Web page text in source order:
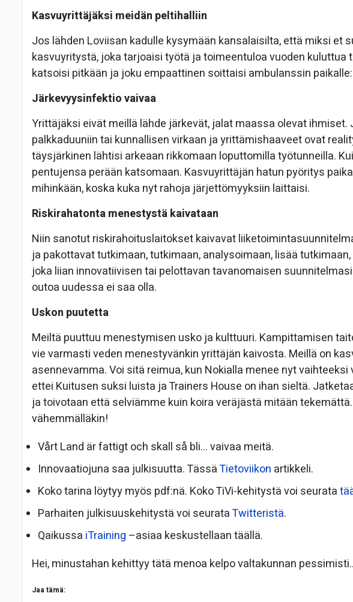
Kasvuyrittäjäksi meidän peltihalliin
Jos lähden Loviisan kadulle kysymään kansalaisilta, että miksi et
kasvuyritystä, joka tarjoaisi työtä ja toimeentuloa vuoden kuluttua
katsoisi pitkään ja joku empaattinen soittaisi ambulanssin
Järkevyysinfektio vaivaa
Yrittäjäksi eivät meillä lähde järkevät, jalat maassa olevat ihmiset.
palkkaduuniin tai kunnallisen virkaan ja yrittämishaaveet ovat
täysjärkinen lähtisi arkeaan rikkomaan loputtomilla työtunneilla.
pentujensa perään katsomaan. Kasvuyrittäjän hatun pyöritys
mihinkään, koska kuka nyt rahoja järjettömyyksiin laittaisi.
Riskirahatonta menestystä kaivataan
Niin sanotut riskirahoituslaitokset kaivavat
ja pakottavat tutkimaan, tutkimaan, analysoimaan, lisää
joka liian innovatiivisen tai pelottavan tavanomaisen
outoa uudessa ei saa olla.
Uskon puutetta
Meiltä puuttuu menestymisen usko ja kulttuuri. Kampittamisen
vie varmasti veden menestyvänkin yrittäjän kaivosta. Meillä on
asennevamma. Voi sitä reimua, kun Nokialla menee nyt
ettei Kuitusen suksi luista ja Trainers House on ihan sieltä.
ja toivotaan että selviämme kuin koira veräjästä mitään
vähemmälläkin!
Vårt Land är fattigt och skall så bli… vaivaa meitä.
Innovaatiojuna saa julkisuutta. TässäTietoviikon artikkeli.
Koko tarina löytyy myös pdf:nä. Koko TiVi-kehitystä voi seurata
Parhaiten julkisuuskehitystä voi seurataTwitteristä.
Qaikussa iTraining –asiaa keskustellaan täällä.
Hei, minustahan kehittyy tätä menoa kelpo valtakunnan
Jaa tämä: